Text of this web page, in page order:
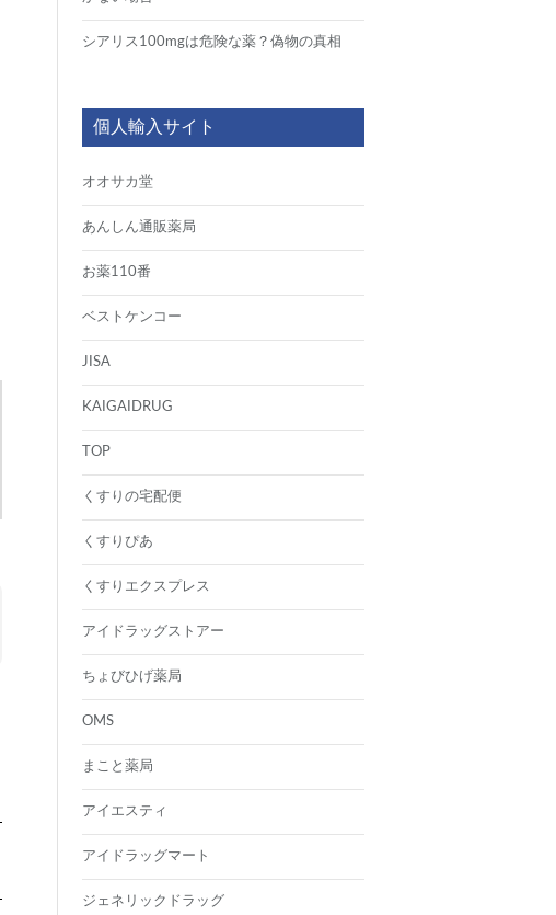
シアリス100mgは危険な薬？偽物の真相
個人輸入サイト
オオサカ堂
あんしん通販薬局
お薬110番
ベストケンコー
JISA
KAIGAIDRUG
TOP
くすりの宅配便
くすりぴあ
くすりエクスプレス
アイドラッグストアー
ちょびひげ薬局
OMS
まこと薬局
アイエスティ
アイドラッグマート
ジェネリックドラッグ